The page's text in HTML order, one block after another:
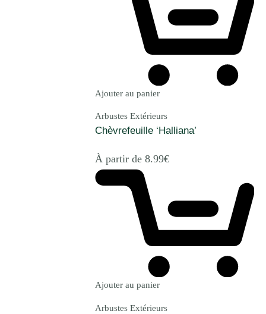
Ajouter au panier
Arbustes Extérieurs
Chèvrefeuille ‘Halliana’
À partir de 8.99€
Ajouter au panier
Arbustes Extérieurs